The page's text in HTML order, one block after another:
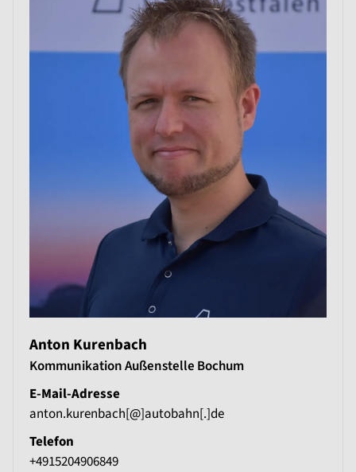
Anton Kurenbach
Kommunikation Außenstelle Bochum
E-Mail-Adresse
anton.kurenbach[@]autobahn[.]de
Telefon
+4915204906849